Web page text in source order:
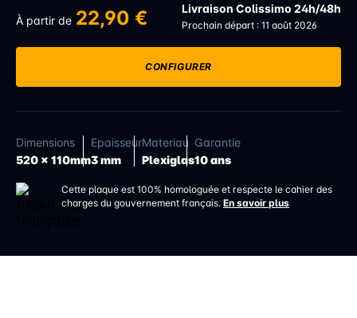
À partir de 22,90 € Livraison Colissimo 24h/48h
Prochain départ : 11 août 2026
CONFIGURER
Dimensions
520 x 110mm
Epaisseur
3 mm
Materiau
Plexiglas
Garantie
10 ans
Cette plaque est 100% homologuée et respecte le cahier des
charges du gouvernement français. En savoir plus